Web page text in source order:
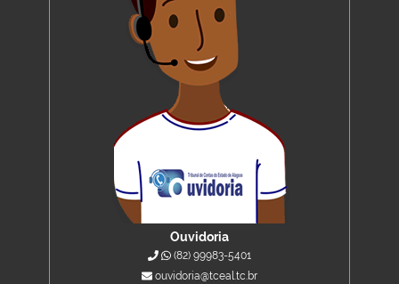
Ouvidoria
(82) 99983-5401
ouvidoria@tceal.tc.br